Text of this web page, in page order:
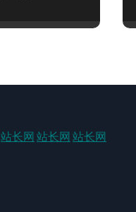
站长网 站长网 站长网